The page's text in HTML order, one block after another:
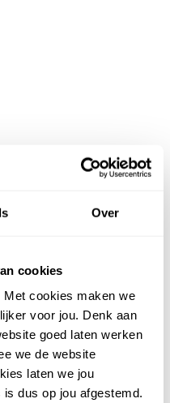
Over
cookies
cookies maken we
voor jou. Denk aan
goed laten werken
we de website
laten we jou
dus op jou afgestemd.